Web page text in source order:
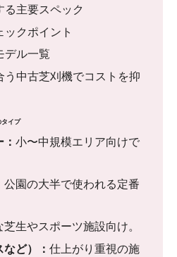
主要スペック
クポイント
デル一覧
中古芝刈機でコストを抑
イプ
小〜中規模エリア向けで
公園の大半で使われる定番
芝生やスポーツ施設向け。
ど）： 仕上がり重視の施